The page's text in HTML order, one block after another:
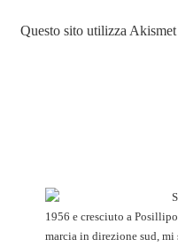
Questo sito utilizza
1956 e cresciuto a
marcia in direzione sud,